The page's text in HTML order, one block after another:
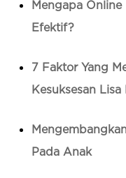
Mengapa
Efektif?
7 Faktor Yang
Kesuksesan
Pada Anak